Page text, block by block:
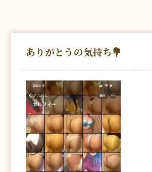
ありがとうの気持ち💐